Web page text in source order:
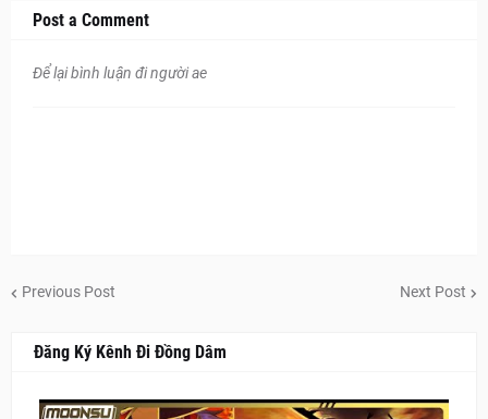
Post a Comment
Để lại bình luận đi người ae
Previous Post Next Post
Đăng Ký Kênh Đi Đồng Dâm